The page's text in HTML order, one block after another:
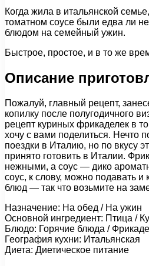
Когда жила в итальянской
томатном соусе были едва ли
блюдом на семейный ужин.
Быстрое, простое, и в то же
Описание
Пожалуй, главный рецепт,
копилку после полугодичного
рецепт куриных фрикаделек в
хочу с вами поделиться. Нечто
поездки в Италию, но по вкусу
принято готовить в Италии.
нежными, а соус — дико
соус, к слову, можно подавать и
блюд — так что возьмите на
Назначение: На обед / На ужин
Основной ингредиент: Птица /
Блюдо: Горячие блюда /
География кухни: Итальянская
Диета: Диетическое питание